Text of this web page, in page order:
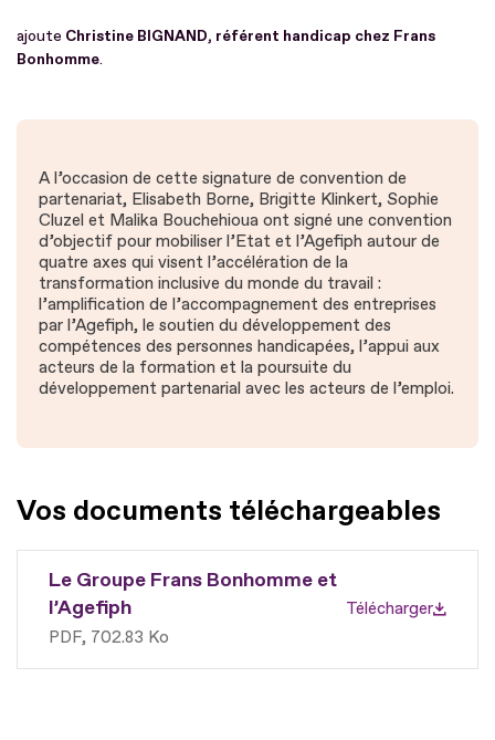
ajoute Christine BIGNAND, référent handicap chez Frans
Bonhomme.
A l’occasion de cette signature de convention de
partenariat, Elisabeth Borne, Brigitte Klinkert, Sophie
Cluzel et Malika Bouchehioua ont signé une convention
d’objectif pour mobiliser l’Etat et l’Agefiph autour de
quatre axes qui visent l’accélération de la
transformation inclusive du monde du travail :
l’amplification de l’accompagnement des entreprises
par l’Agefiph, le soutien du développement des
compétences des personnes handicapées, l’appui aux
acteurs de la formation et la poursuite du
développement partenarial avec les acteurs de l’emploi.
Vos documents téléchargeables
Le Groupe Frans Bonhomme et
l’Agefiph
PDF 702.83 Ko
Télécharger